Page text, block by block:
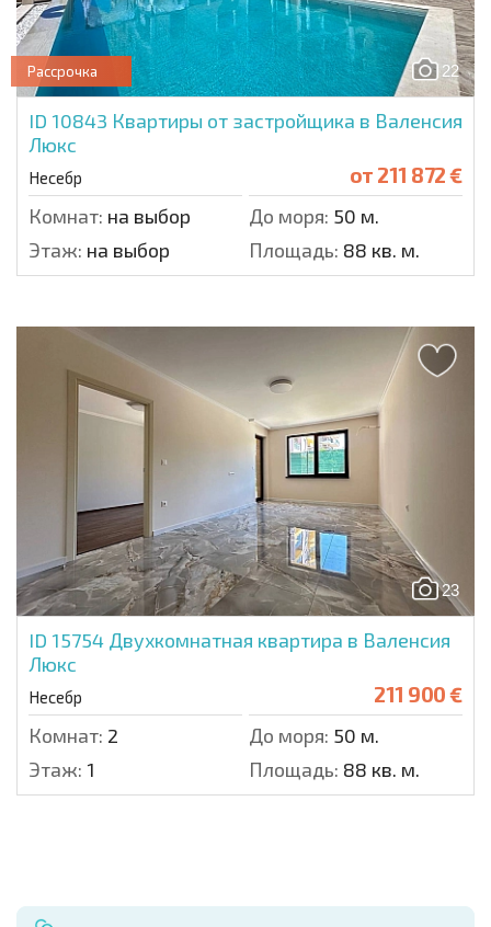
22
Рассрочка
ID 10843 Квартиры от застройщика в Валенсия
Люкс
Несебр от 211 872 €
Комнат: на выбор До моря: 50 м.
Этаж: на выбор Площадь: 88 кв. м.
23
ID 15754 Двухкомнатная квартира в Валенсия
Люкс
Несебр 211 900 €
Комнат: 2 До моря: 50 м.
Этаж: 1 Площадь: 88 кв. м.